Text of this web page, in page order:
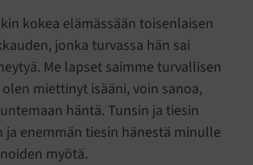
kokea elämässään toisenlaisen
jonka turvassa hän sai
Me lapset saimme turvallisen
miettinyt isääni, voin sanoa,
häntä. Tunsin ja tiesin
ja enemmän tiesin hänestä minulle
myötä.